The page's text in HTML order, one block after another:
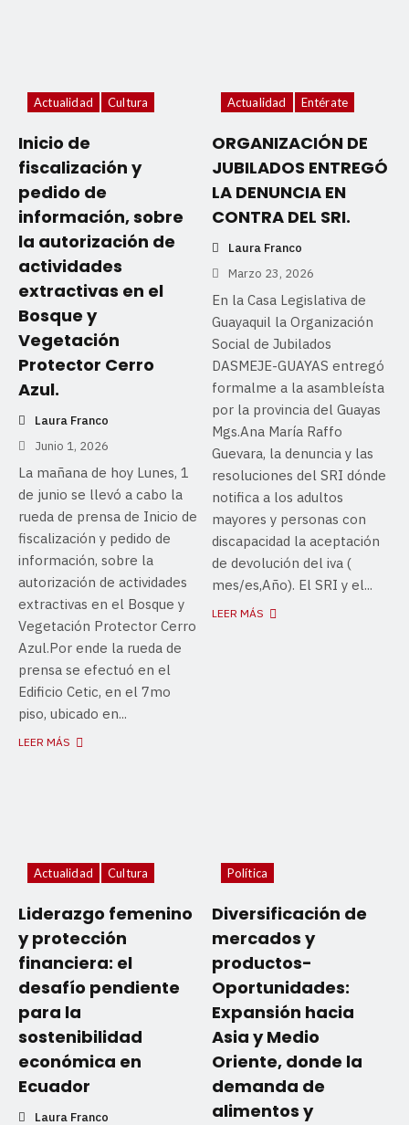
Actualidad Cultura
Inicio de
fiscalización y
pedido de
información, sobre
la autorización de
actividades
extractivas en el
Bosque y
Vegetación
Protector Cerro
Azul.
Laura Franco
Junio 1, 2026
La mañana de hoy Lunes, 1
de junio se llevó a cabo la
rueda de prensa de Inicio de
fiscalización y pedido de
información, sobre la
autorización de actividades
extractivas en el Bosque y
Vegetación Protector Cerro
Azul.Por ende la rueda de
prensa se efectuó en el
Edificio Cetic, en el 7mo
piso, ubicado en...
LEER MÁS
Actualidad Entérate
ORGANIZACIÓN DE
JUBILADOS ENTREGÓ
LA DENUNCIA EN
CONTRA DEL SRI.
Laura Franco
Marzo 23, 2026
En la Casa Legislativa de
Guayaquil la Organización
Social de Jubilados
DASMEJE-GUAYAS entregó
formalme a la asambleísta
por la provincia del Guayas
Mgs.Ana María Raffo
Guevara, la denuncia y las
resoluciones del SRI dónde
notifica a los adultos
mayores y personas con
discapacidad la aceptación
de devolución del iva (
mes/es,Año). El SRI y el...
LEER MÁS
Actualidad Cultura
Liderazgo femenino
y protección
financiera: el
desafío pendiente
para la
sostenibilidad
económica en
Ecuador
Laura Franco
Política
Diversificación de
mercados y
productos-
Oportunidades:
Expansión hacia
Asia y Medio
Oriente, donde la
demanda de
alimentos y